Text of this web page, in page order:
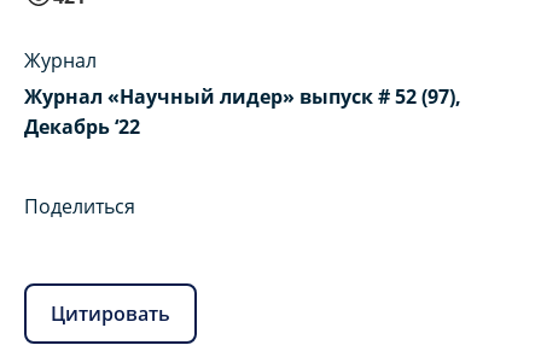
Журнал
Журнал «Научный лидер» выпуск # 52 (97),
Декабрь ‘22
Поделиться
Цитировать